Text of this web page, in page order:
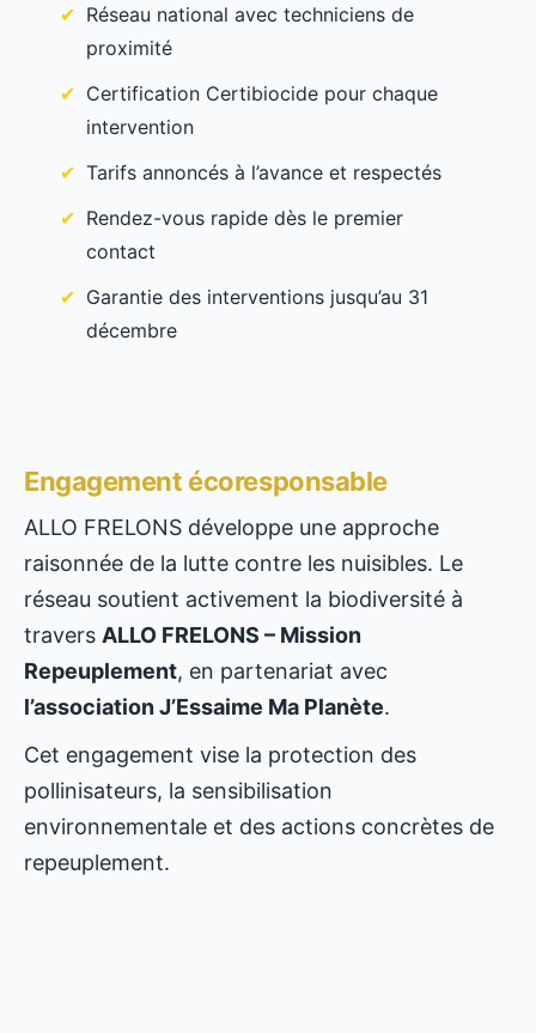
Réseau national avec techniciens de
proximité
Certification Certibiocide pour chaque
intervention
Tarifs annoncés à l’avance et respectés
Rendez-vous rapide dès le premier
contact
Garantie des interventions jusqu’au 31
décembre
Engagement écoresponsable
ALLO FRELONS développe une approche
raisonnée de la lutte contre les nuisibles. Le
réseau soutient activement la biodiversité à
travers ALLO FRELONS – Mission
Repeuplement, en partenariat avec
l’association J’Essaime Ma Planète.
Cet engagement vise la protection des
pollinisateurs, la sensibilisation
environnementale et des actions concrètes de
repeuplement.